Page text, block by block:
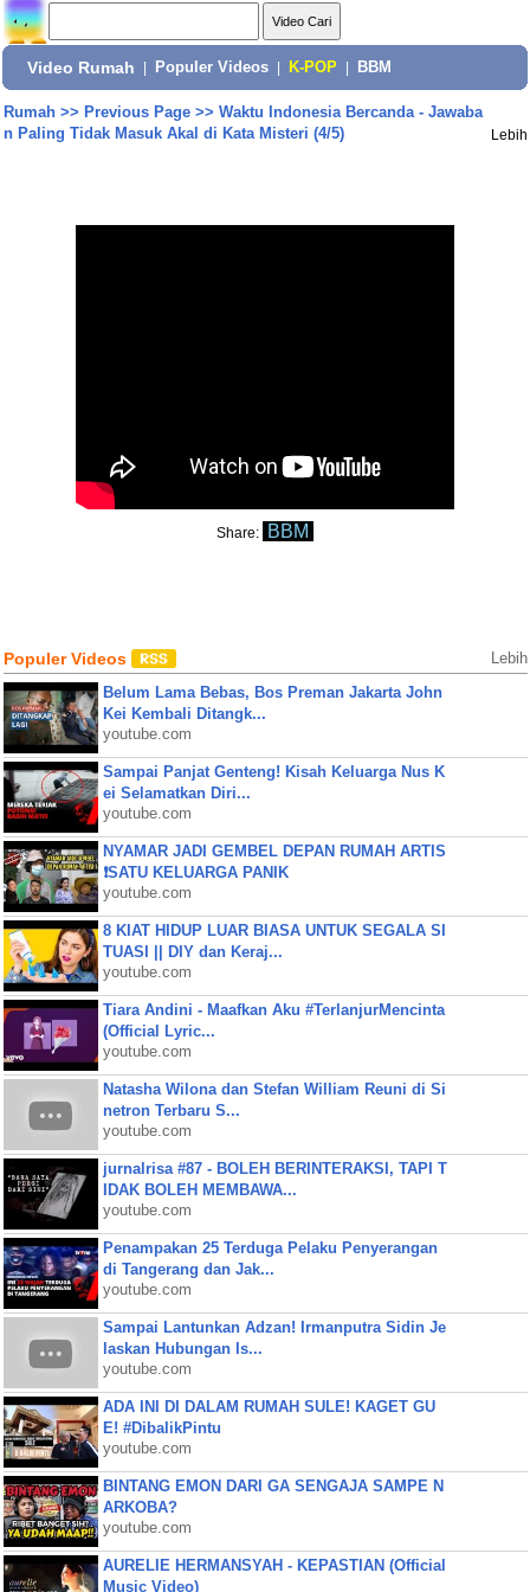
Video Rumah Populer Videos K-POP BBM
Rumah>> Previous Page>> Waktu Indonesia Bercanda - Jawaba
n Paling Tidak Masuk Akal di Kata Misteri (4/5)
Lebih
Share: BBM
Populer Videos Lebih
Belum Lama Bebas, Bos Preman Jakarta John
Kei Kembali Ditangk...
youtube.com
Sampai Panjat Genteng! Kisah Keluarga Nus K
ei Selamatkan Diri...
youtube.com
NYAMAR JADI GEMBEL DEPAN RUMAH ARTIS
❗SATU KELUARGA PANIK
youtube.com
8 KIAT HIDUP LUAR BIASA UNTUK SEGALA SI
TUASI || DIY dan Keraj...
youtube.com
Tiara Andini - Maafkan Aku #TerlanjurMencinta
(Official Lyric...
youtube.com
Natasha Wilona dan Stefan William Reuni di Si
netron Terbaru S...
youtube.com
jurnalrisa #87 - BOLEH BERINTERAKSI, TAPI T
IDAK BOLEH MEMBAWA...
youtube.com
Penampakan 25 Terduga Pelaku Penyerangan
di Tangerang dan Jak...
youtube.com
Sampai Lantunkan Adzan! Irmanputra Sidin Je
laskan Hubungan Is...
youtube.com
ADA INI DI DALAM RUMAH SULE! KAGET GU
E! #DibalikPintu
youtube.com
BINTANG EMON DARI GA SENGAJA SAMPE N
ARKOBA?
youtube.com
AURELIE HERMANSYAH - KEPASTIAN (Official
Music Video)